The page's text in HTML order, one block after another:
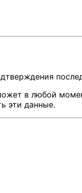
в любой
эти данные.